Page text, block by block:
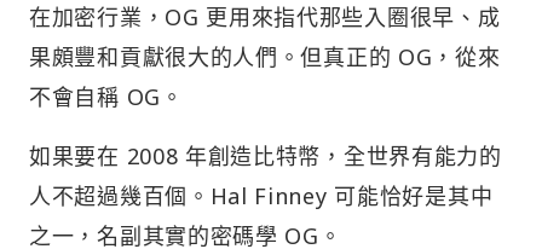
在加密行業，OG 更用來指代那些入圈很早、成
果頗豐和貢獻很大的人們。但真正的 OG，從來
不會自稱 OG。
如果要在 2008 年創造比特幣，全世界有能力的
人不超過幾百個。Hal Finney 可能恰好是其中
之一，名副其實的密碼學 OG。